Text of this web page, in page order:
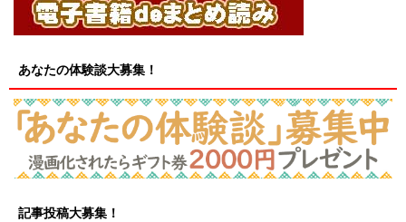
あなたの体験談大募集！
記事投稿大募集！